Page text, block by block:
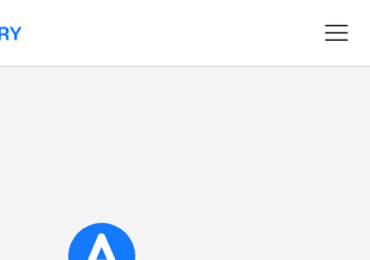
로 이동